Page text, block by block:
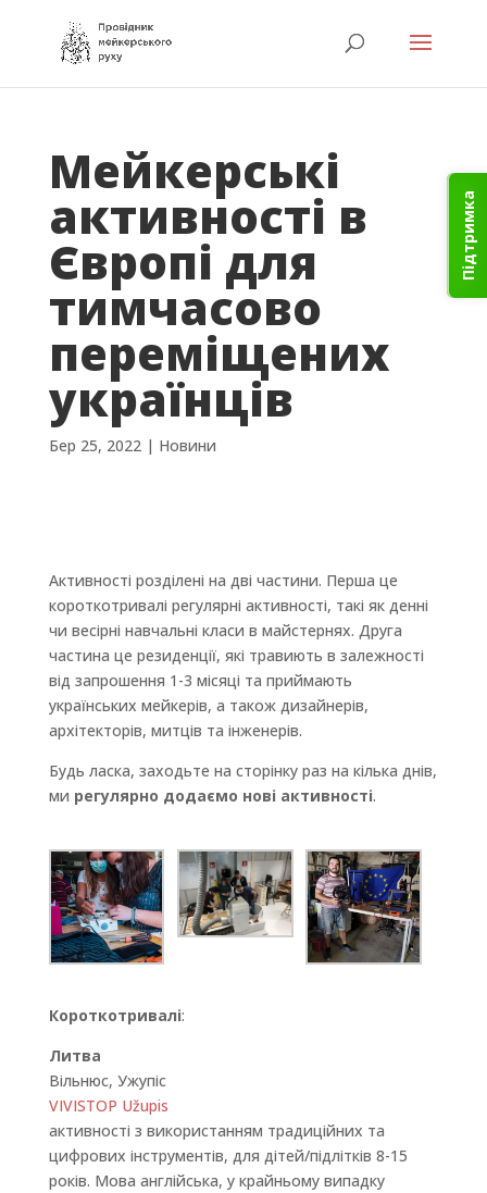
Підтримка
Мейкерські
активності в
Європі для
тимчасово
переміщених
українців
Бер 25, 2022| Новини
Активності розділені на дві частини. Перша це
короткотривалі регулярні активності, такі як денні
чи весірні навчальні класи в майстернях. Друга
частина це резиденції, які травиють в залежності
від запрошення 1-3 місяці та приймають
українських мейкерів, а також дизайнерів,
архітекторів, митців та інженерів.
Будь ласка, заходьте на сторінку раз на кілька днів,
ми регулярно додаємо нові активності.
Короткотривалі:
Литва
Вільнюс, Ужупіс
VIVISTOP Užupis
активності з використанням традиційних та
цифрових інструментів, для дітей/підлітків 8-15
років. Мова англійська, у крайньому випадку